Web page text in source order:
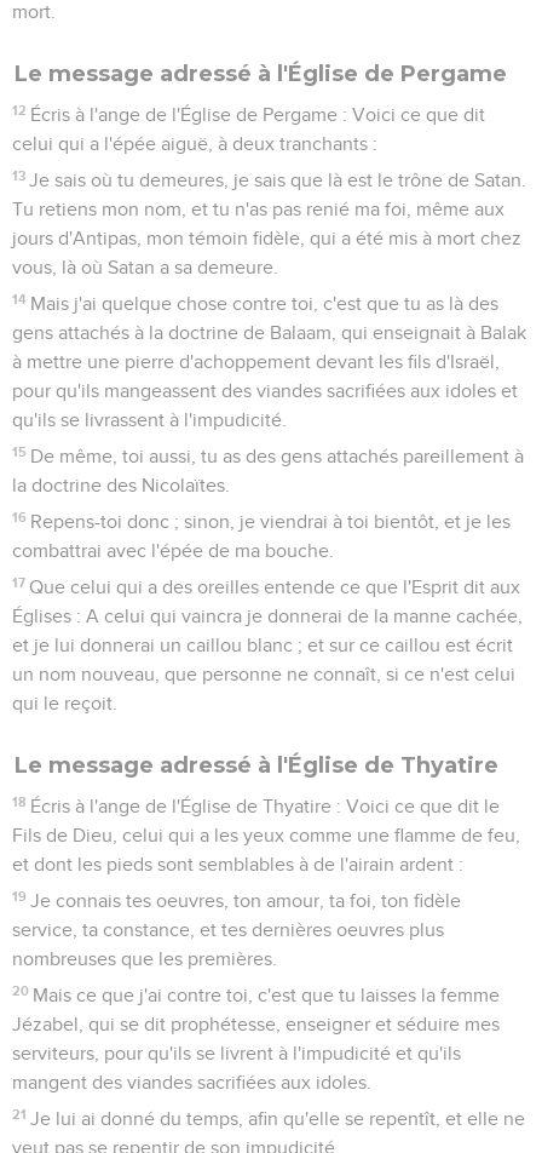
mort.
Le message adressé à l'Église de Pergame
12 Écris à l'ange de l'Église de Pergame : Voici ce que dit
celui qui a l'épée aiguë, à deux tranchants :
13 Je sais où tu demeures, je sais que là est le trône de Satan.
Tu retiens mon nom, et tu n'as pas renié ma foi, même aux
jours d'Antipas, mon témoin fidèle, qui a été mis à mort chez
vous, là où Satan a sa demeure.
14 Mais j'ai quelque chose contre toi, c'est que tu as là des
gens attachés à la doctrine de Balaam, qui enseignait à Balak
à mettre une pierre d'achoppement devant les fils d'Israël,
pour qu'ils mangeassent des viandes sacrifiées aux idoles et
qu'ils se livrassent à l'impudicité.
15 De même, toi aussi, tu as des gens attachés pareillement à
la doctrine des Nicolaïtes.
16 Repens-toi donc ; sinon, je viendrai à toi bientôt, et je les
combattrai avec l'épée de ma bouche.
17 Que celui qui a des oreilles entende ce que l'Esprit dit aux
Églises : A celui qui vaincra je donnerai de la manne cachée,
et je lui donnerai un caillou blanc ; et sur ce caillou est écrit
un nom nouveau, que personne ne connaît, si ce n'est celui
qui le reçoit.
Le message adressé à l'Église de Thyatire
18 Écris à l'ange de l'Église de Thyatire : Voici ce que dit le
Fils de Dieu, celui qui a les yeux comme une flamme de feu,
et dont les pieds sont semblables à de l'airain ardent :
19 Je connais tes oeuvres, ton amour, ta foi, ton fidèle
service, ta constance, et tes dernières oeuvres plus
nombreuses que les premières.
20 Mais ce que j'ai contre toi, c'est que tu laisses la femme
Jézabel, qui se dit prophétesse, enseigner et séduire mes
serviteurs, pour qu'ils se livrent à l'impudicité et qu'ils
mangent des viandes sacrifiées aux idoles.
21 Je lui ai donné du temps, afin qu'elle se repentît, et elle ne
veut pas se repentir de son impudicité.